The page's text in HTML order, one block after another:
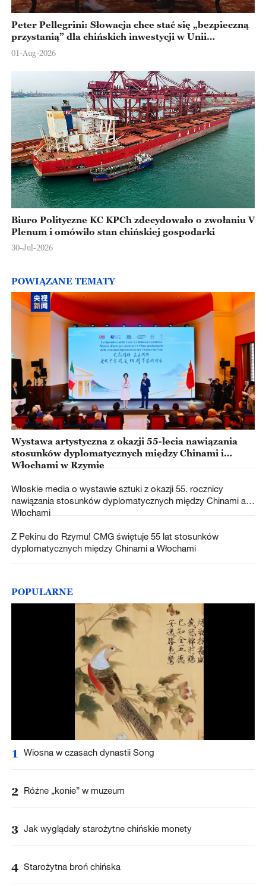
Peter Pellegrini: Słowacja chce stać się „bezpieczną
przystanią” dla chińskich inwestycji w Unii
Europejskiej
01-Aug-2026
Biuro Polityczne KC KPCh zdecydowało o zwołaniu V
Plenum i omówiło stan chińskiej gospodarki
30-Jul-2026
POWIĄZANE TEMATY
Wystawa artystyczna z okazji 55-lecia nawiązania
stosunków dyplomatycznych między Chinami i
Włochami w Rzymie
Włoskie media o wystawie sztuki z okazji 55. rocznicy
nawiązania stosunków dyplomatycznych między Chinami a
Włochami
Z Pekinu do Rzymu! CMG świętuje 55 lat stosunków
dyplomatycznych między Chinami a Włochami
POPULARNE
1 Wiosna w czasach dynastii Song
2 Różne „konie” w muzeum
3 Jak wyglądały starożytne chińskie monety
4 Starożytna broń chińska